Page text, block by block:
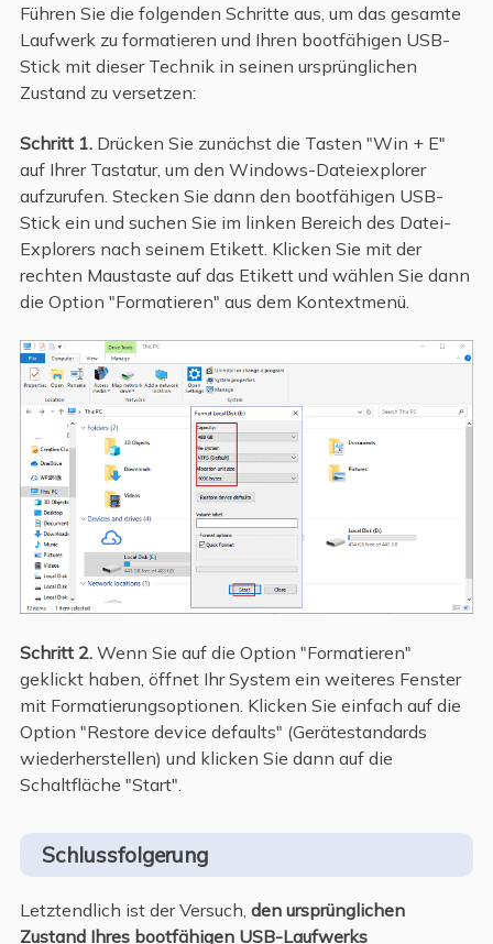
Führen Sie die folgenden Schritte aus, um das gesamte
Laufwerk zu formatieren und Ihren bootfähigen USB-
Stick mit dieser Technik in seinen ursprünglichen
Zustand zu versetzen:
Schritt 1.Drücken Sie zunächst die Tasten "Win + E"
auf Ihrer Tastatur, um den Windows-Dateiexplorer
aufzurufen. Stecken Sie dann den bootfähigen USB-
Stick ein und suchen Sie im linken Bereich des Datei-
Explorers nach seinem Etikett. Klicken Sie mit der
rechten Maustaste auf das Etikett und wählen Sie dann
die Option "Formatieren" aus dem Kontextmenü.
Schritt 2.Wenn Sie auf die Option "Formatieren"
geklickt haben, öffnet Ihr System ein weiteres Fenster
mit Formatierungsoptionen. Klicken Sie einfach auf die
Option "Restore device defaults" (Gerätestandards
wiederherstellen) und klicken Sie dann auf die
Schaltfläche "Start".
Schlussfolgerung
Letztendlich ist der Versuch, den ursprünglichen
Zustand Ihres bootfähigen USB-Laufwerks